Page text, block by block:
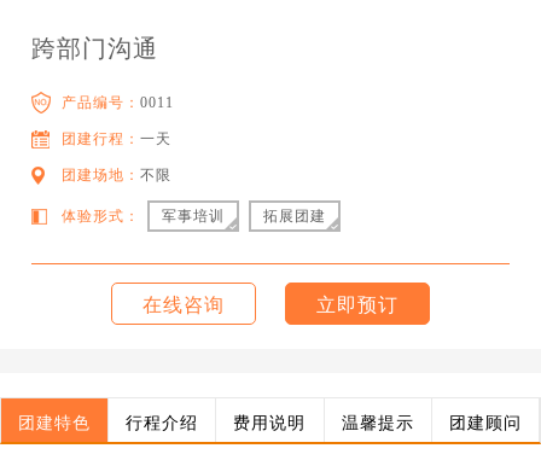
跨部门沟通
产品编号：0011
团建行程：一天
团建场地：不限
体验形式： 军事培训 拓展团建
在线咨询 立即预订
团建特色 行程介绍 费用说明 温馨提示 团建顾问